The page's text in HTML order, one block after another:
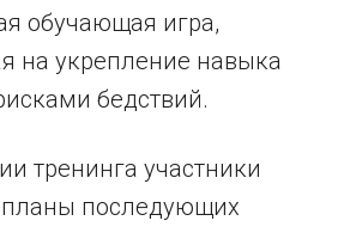
обучающая игра,
на укрепление навыка
бедствий.
тренинга участники
планы последующих